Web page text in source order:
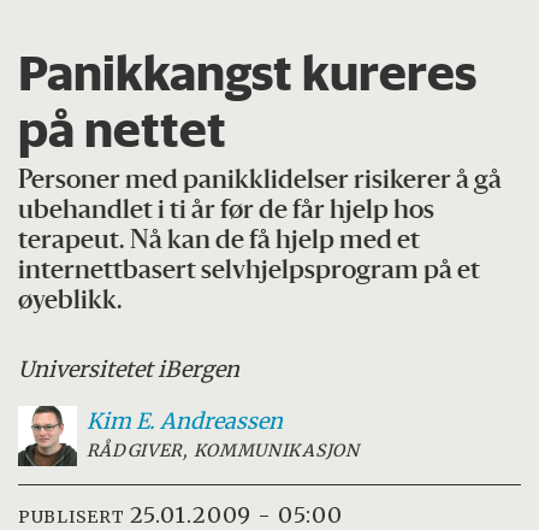
Panikkangst kureres
på nettet
Personer med panikklidelser risikerer å gå
ubehandlet i ti år før de får hjelp hos
terapeut. Nå kan de få hjelp med et
internettbasert selvhjelpsprogram på et
øyeblikk.
Universitetet iBergen
Kim E. Andreassen
RÅDGIVER, KOMMUNIKASJON
PUBLISERT 25.01.2009 - 05:00